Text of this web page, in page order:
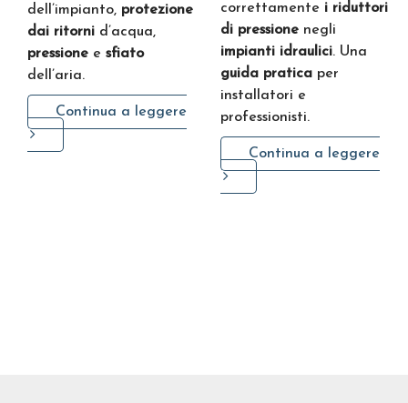
dell’impianto, protezione
dai ritorni d’acqua,
pressione e sfiato
dell’aria.
Continua a leggere
correttamente i riduttori
di pressione negli
impianti idraulici. Una
guida pratica per
installatori e
professionisti.
Continua a leggere